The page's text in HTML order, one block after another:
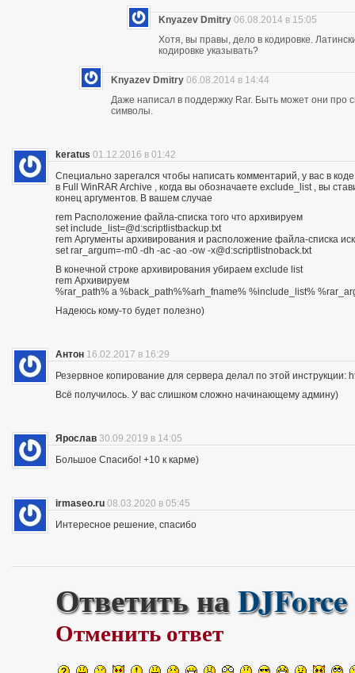
Knyazev Dmitry 06.08.2014 в 15:05
Хотя, вы правы, дело в кодировке.
кодировке указывать?
Knyazev Dmitry 06.08.2014 в 14:44
Даже написал в поддержку Rar. Быть может они про
символы.
keratus 01.12.2016 в 01:42
Специально зарегался чтобы написать комментарий, у вас в
в Full WinRAR Archive , когда вы обозначаете exclude_list , вы
конец аргументов. В вашем случае
rem Расположение файла-списка того что архивируем
set include_list=@d:scriptlistbackup.txt
rem Аргументы архивирования и расположение файла-списка
set rar_argum=-m0 -dh -ac -ao -ow -x@d:scriptlistnoback.txt
В конечной строке архивирования убираем exclude list
rem Архивируем
%rar_path% a %back_path%%arh_fname% %include_list%
Надеюсь кому-то будет полезно)
Антон 16.02.2017 в 16:29
Резервное копирование для сервера делал по этой
Всё получилось. У вас слишком сложно начинающему админу)
Ярослав 30.09.2019 в 14:05
Большое Спасибо! +10 к карме)
irmaseo.ru 08.03.2020 в 05:45
Интересное решение, спасибо
Ответить наDJForce
Отменить ответ